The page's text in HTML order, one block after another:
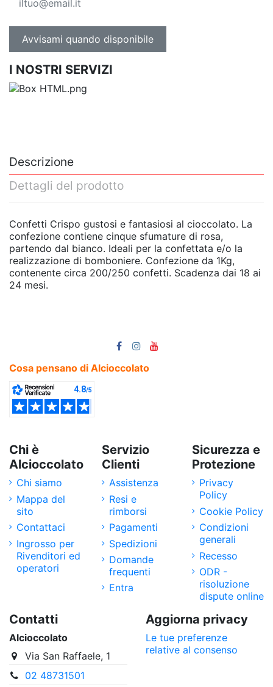
I NOSTRI SERVIZI
Descrizione
Dettagli del prodotto
Confetti Crispo gustosi e fantasiosi al cioccolato. La
confezione contiene cinque sfumature di rosa,
partendo dal bianco. Ideali per la confettata e/o la
realizzazione di bomboniere. Confezione da 1Kg,
contenente circa 200/250 confetti. Scadenza dai 18 ai
24 mesi.
Cosa pensano di Alcioccolato
Chi è
Alcioccolato
Chi siamo
Mappa del
sito
Contattaci
Ingrosso per
Rivenditori ed
operatori
Servizio
Clienti
Assistenza
Resi e
rimborsi
Pagamenti
Spedizioni
Domande
frequenti
Entra
Sicurezza e
Protezione
Privacy
Policy
Cookie Policy
Condizioni
generali
Recesso
ODR -
risoluzione
dispute online
Contatti
Alcioccolato
Via San Raffaele, 1
02 48731501
Aggiorna privacy
Le tue preferenze
relative al consenso